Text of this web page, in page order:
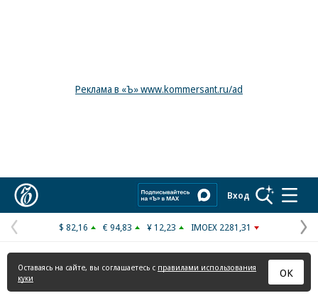
Реклама в «Ъ» www.kommersant.ru/ad
Вход
Предыдущая
страница
$ 82,16 € 94,83 ¥ 12,23 IMOEX 2281,31
Оставаясь на сайте, вы соглашаетесь с правилами использования
куки
ОК